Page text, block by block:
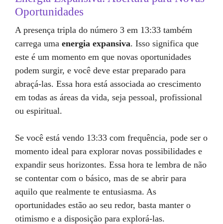
Oportunidades
A presença tripla do número 3 em 13:33 também
carrega uma energia expansiva. Isso significa que
este é um momento em que novas oportunidades
podem surgir, e você deve estar preparado para
abraçá-las. Essa hora está associada ao crescimento
em todas as áreas da vida, seja pessoal, profissional
ou espiritual.
Se você está vendo 13:33 com frequência, pode ser o
momento ideal para explorar novas possibilidades e
expandir seus horizontes. Essa hora te lembra de não
se contentar com o básico, mas de se abrir para
aquilo que realmente te entusiasma. As
oportunidades estão ao seu redor, basta manter o
otimismo e a disposição para explorá-las.